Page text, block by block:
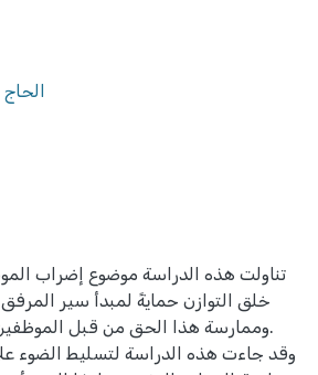
تناولت هذه الدراسة موضوع إضراب
خلق التوازن حمايةً لمبدأ سير
وممارسة هذا الحق من قبل
وقد جاءت هذه الدراسة لتسليط الضوء